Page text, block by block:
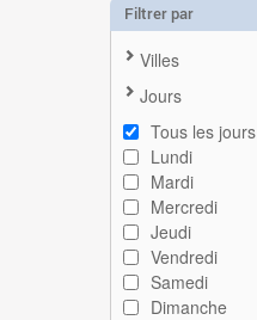
Filtrer par
Villes
Jours
Tous les jours
Lundi
Mardi
Mercredi
Jeudi
Vendredi
Samedi
Dimanche